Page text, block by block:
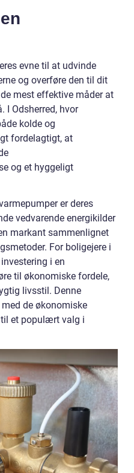
evne til at udvinde
og overføre den til dit
mest effektive måder at
I Odsherred, hvor
kolde og
fordelagtigt, at
og et hyggeligt
er deres
vedvarende energikilder
markant sammenlignet
For boligejere i
i en
til økonomiske fordele,
livsstil. Denne
de økonomiske
til et populært valg i